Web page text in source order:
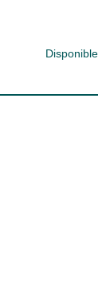
Disponible